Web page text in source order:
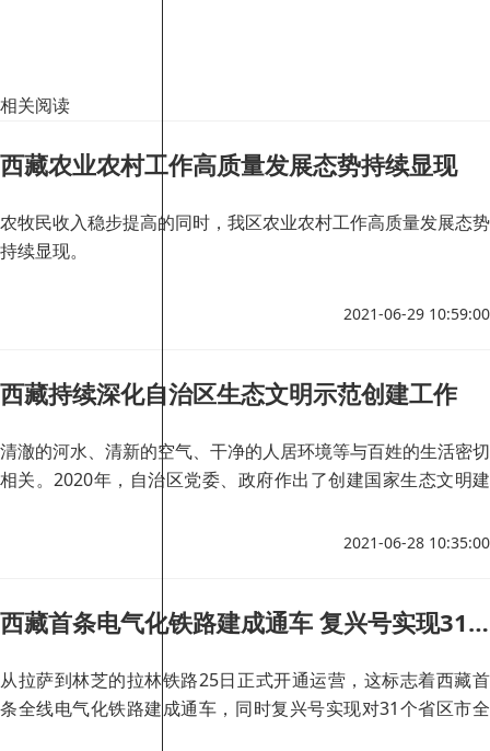
相关阅读
西藏农业农村工作高质量发展态势持续显现
农牧民收入稳步提高的同时，我区农业农村工作高质量发展态势
持续显现。
2021-06-29 10:59:00
西藏持续深化自治区生态文明示范创建工作
清澈的河水、清新的空气、干净的人居环境等与百姓的生活密切
相关。2020年，自治区党委、政府作出了创建国家生态文明建
2021-06-28 10:35:00
西藏首条电气化铁路建成通车 复兴号实现31个省区市全覆盖
从拉萨到林芝的拉林铁路25日正式开通运营，这标志着西藏首
条全线电气化铁路建成通车，同时复兴号实现对31个省区市全